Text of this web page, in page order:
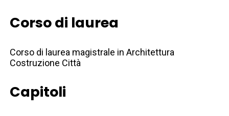
Corso di laurea
Corso di laurea magistrale in Architettura
Costruzione Città
Capitoli